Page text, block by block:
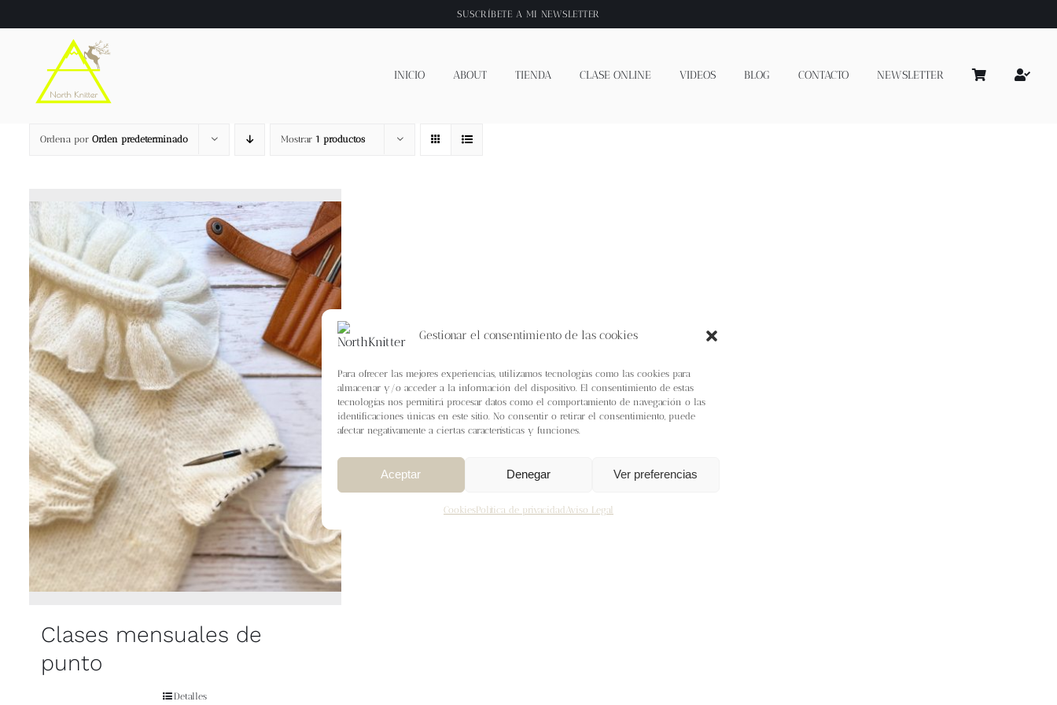
Gestionar el consentimiento de las cookies
Para ofrecer las mejores experiencias, utilizamos tecnologías como las cookies para
almacenar y/o acceder a la información del dispositivo. El consentimiento de estas
tecnologías nos permitirá procesar datos como el comportamiento de navegación o las
identificaciones únicas en este sitio. No consentir o retirar el consentimiento, puede
afectar negativamente a ciertas características y funciones.
Aceptar Denegar Ver preferencias
CookiesPolítica de privacidad Aviso Legal
al
SUSCRÍBETE A MI NEWSLETTER
INICIO ABOUT TIENDA CLASE ONLINE VIDEOS BLOG CONTACTO NEWSLETTER
Ordena por Orden predeterminado Mostrar 1 productos
Clases mensuales de
punto
Detalles